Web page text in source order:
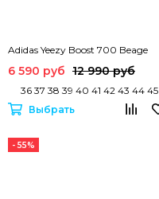
Adidas Yeezy Boost 700 Beage
6 590 руб 12 990 руб
36 37 38 39 40 41 42 43 44 45
Выбрать
- 55%